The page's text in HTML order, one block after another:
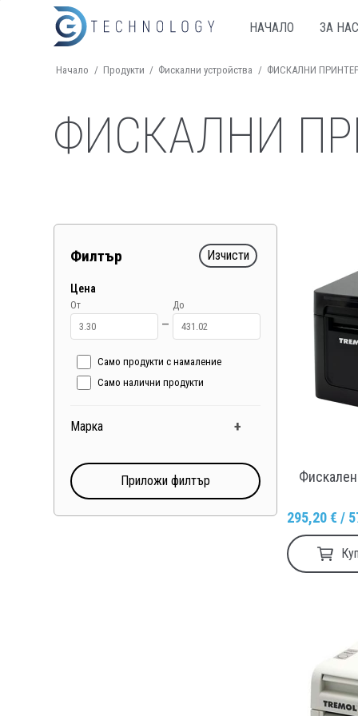
НАЧАЛО ЗА НАС
Начало / Продукти / Фискални устройства / ФИСКАЛНИ
ФИСКАЛНИ
Филтър Изчисти
Цена
От
—
До
Само продукти с намаление
Само налични продукти
Марка +
Приложи филтър Фискален
295,20 € /